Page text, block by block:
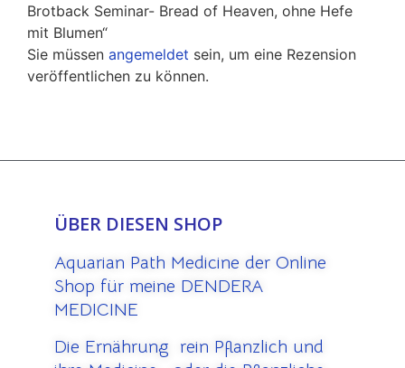
Brotback Seminar- Bread of Heaven, ohne Hefe
mit Blumen“
Sie müssen angemeldet sein, um eine Rezension
veröffentlichen zu können.
ÜBER DIESEN SHOP
Aquarian Path Medicine der Online
Shop für meine DENDERA
MEDICINE
Die Ernährung rein Pflanzlich und